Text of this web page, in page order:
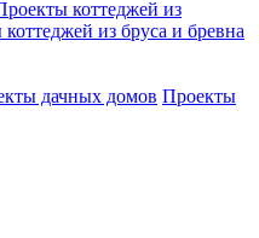
коттеджей из
из бруса и бревна
дачных домов Проекты